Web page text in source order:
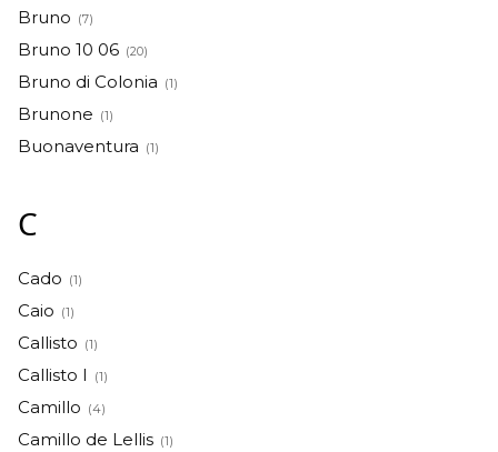
Bruno (7)
Bruno 10 06 (20)
Bruno di Colonia (1)
Brunone (1)
Buonaventura (1)
C
Cado (1)
Caio (1)
Callisto (1)
Callisto I (1)
Camillo (4)
Camillo de Lellis (1)